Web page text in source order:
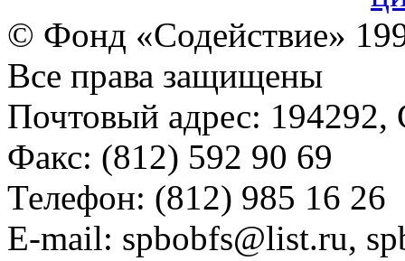
© Фонд «Содействие»
Все права защищены
Почтовый адрес: 194292,
Факс: (812) 592 90 69
Телефон: (812) 985 16 26
E-mail: spbobfs@list.ru,